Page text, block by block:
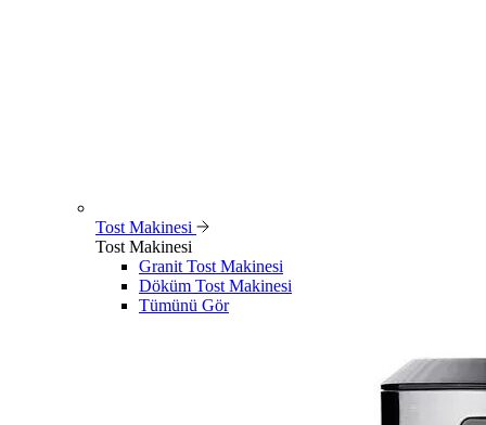
Tost Makinesi
Tost Makinesi
Granit Tost Makinesi
Döküm Tost Makinesi
Tümünü Gör